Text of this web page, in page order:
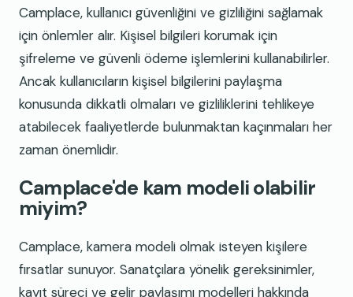
Camplace, kullanıcı güvenliğini ve gizliliğini sağlamak
için önlemler alır. Kişisel bilgileri korumak için
şifreleme ve güvenli ödeme işlemlerini kullanabilirler.
Ancak kullanıcıların kişisel bilgilerini paylaşma
konusunda dikkatli olmaları ve gizliliklerini tehlikeye
atabilecek faaliyetlerde bulunmaktan kaçınmaları her
zaman önemlidir.
Camplace'de kam modeli olabilir
miyim?
Camplace, kamera modeli olmak isteyen kişilere
fırsatlar sunuyor. Sanatçılara yönelik gereksinimler,
kayıt süreci ve gelir paylaşımı modelleri hakkında